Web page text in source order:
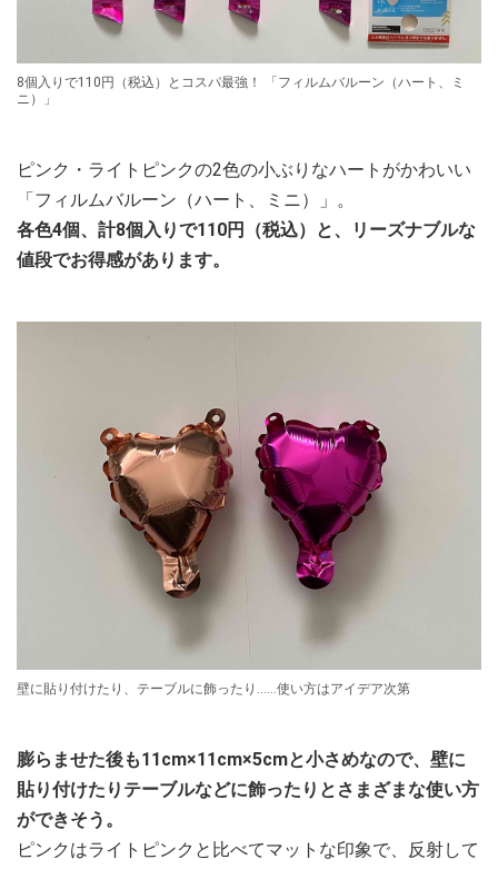
8個入りで110円（税込）とコスパ最強！ 「フィルムバルーン（ハート、ミ
ニ）」
ピンク・ライトピンクの2色の小ぶりなハートがかわいい
「フィルムバルーン（ハート、ミニ）」。
各色4個、計8個入りで110円（税込）と、リーズナブルな
値段でお得感があります。
壁に貼り付けたり、テーブルに飾ったり……使い方はアイデア次第
膨らませた後も11cm×11cm×5cmと小さめなので、壁に
貼り付けたりテーブルなどに飾ったりとさまざまな使い方
ができそう。
ピンクはライトピンクと比べてマットな印象で、反射して